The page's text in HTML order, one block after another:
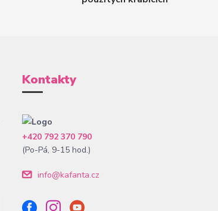
Kontakty
+420 792 370 790
(Po-Pá, 9-15 hod.)
info@kafanta.cz